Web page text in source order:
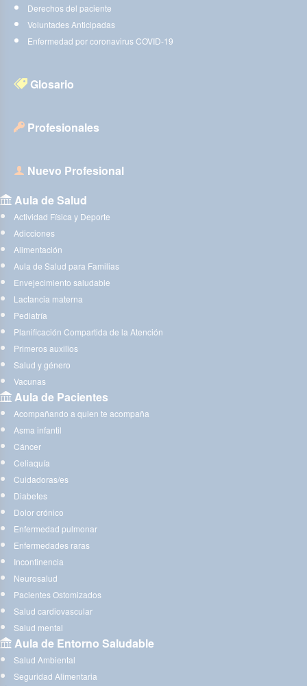
Derechos del paciente
Voluntades Anticipadas
Enfermedad por coronavirus COVID-19
Glosario
Profesionales
Nuevo Profesional
Aula de Salud
Actividad Física y Deporte
Adicciones
Alimentación
Aula de Salud para Familias
Envejecimiento saludable
Lactancia materna
Pediatría
Planificación Compartida de la Atención
Primeros auxilios
Salud y género
Vacunas
Aula de Pacientes
Acompañando a quien te acompaña
Asma infantil
Cáncer
Celiaquía
Cuidadoras/es
Diabetes
Dolor crónico
Enfermedad pulmonar
Enfermedades raras
Incontinencia
Neurosalud
Pacientes Ostomizados
Salud cardiovascular
Salud mental
Aula de Entorno Saludable
Salud Ambiental
Seguridad Alimentaria